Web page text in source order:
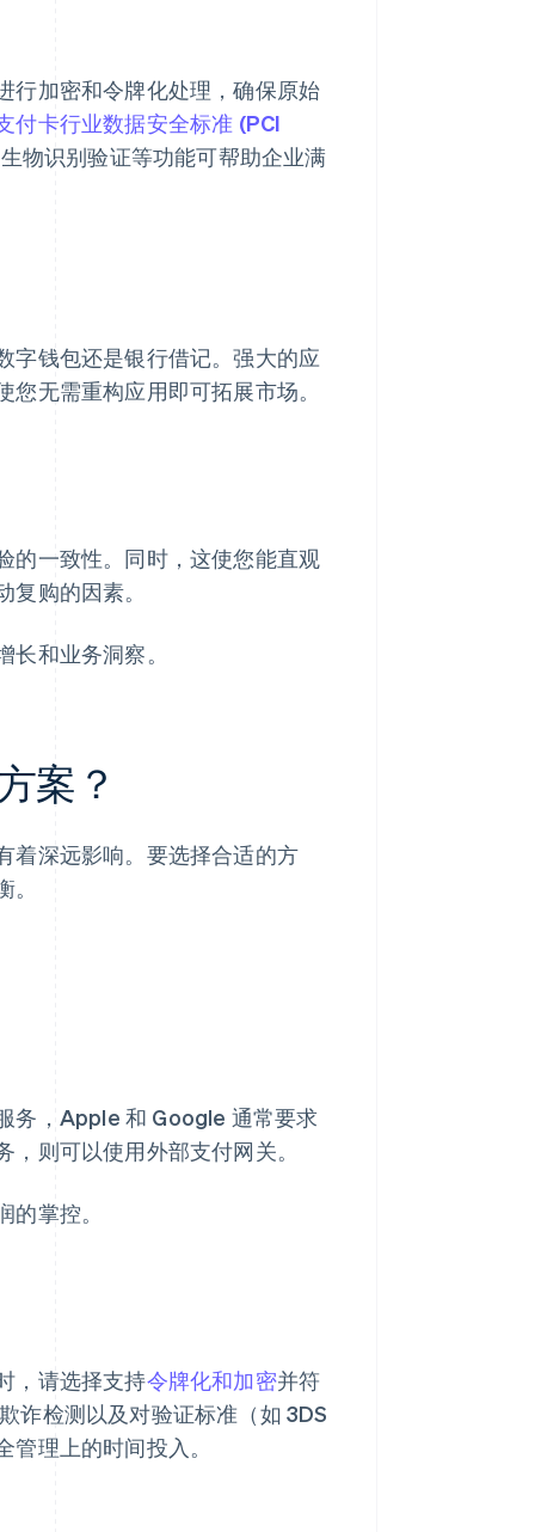
行加密和令牌化处理，确保原始
付卡行业数据安全标准 (PCI
物识别验证等功能可帮助企业满
字钱包还是银行借记。强大的应
无需重构应用即可拓展市场。
的一致性。同时，这使您能直观
购的因素。
和业务洞察。
案？
着深远影响。要选择合适的方
务，Apple 和 Google 通常要求
则可以使用外部支付网关。
掌控。
，请选择支持令牌化和加密并符
诈检测以及对验证标准（如 3DS
理上的时间投入。